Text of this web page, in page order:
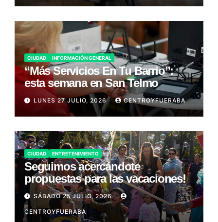
CIUDAD INFORMACIÓN GENERAL
“Más Servicios En Tu Barrio”:
esta semana en San Telmo
LUNES 27 JULIO, 2026 CENTROYFUERABA
CIUDAD ENTRETENIMIENTO
Seguimos acercándote
propuestas para las vacaciones!
SÁBADO 25 JULIO, 2026
CENTROYFUERABA